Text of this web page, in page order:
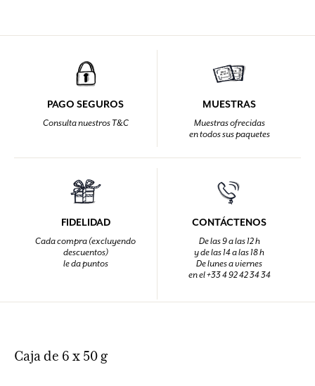
PAGO SEGUROS
Consulta nuestros T&C
MUESTRAS
Muestras ofrecidas
en todos sus paquetes
FIDELIDAD
Cada compra (excluyendo
descuentos)
le da puntos
CONTÁCTENOS
De las 9 a las 12 h
y de las 14 a las 18 h
De lunes a viernes
en el +33 4 92 42 34 34
Caja de 6 x 50 g